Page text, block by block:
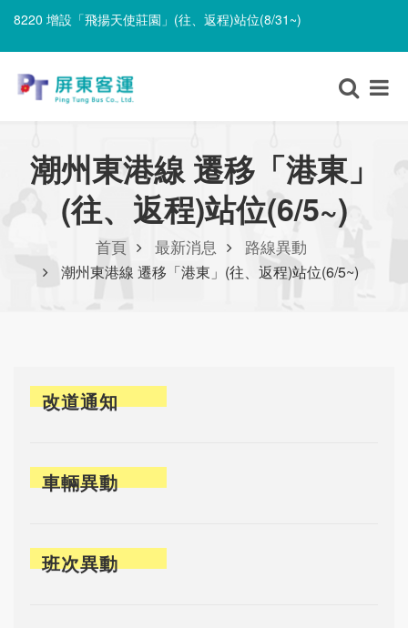
8220 增設「飛揚天使莊園」(往、返程)站位(8/31~)
8220 增設「飛揚天使莊園」(往、返程)站位(8/31~)
潮州東港線 遷移「港東」
(往、返程)站位(6/5~)
首頁 最新消息 路線異動
潮州東港線 遷移「港東」(往、返程)站位(6/5~)
改道通知
車輛異動
班次異動